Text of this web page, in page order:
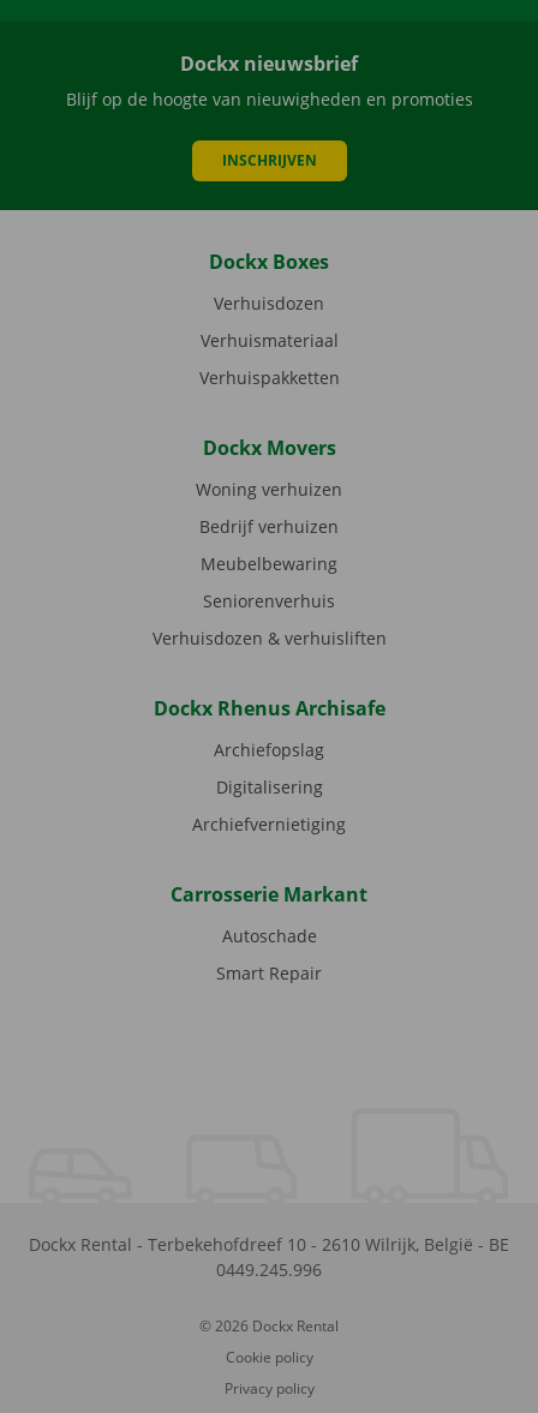
Dockx nieuwsbrief
Blijf op de hoogte van nieuwigheden en promoties
INSCHRIJVEN
Dockx Boxes
Verhuisdozen
Verhuismateriaal
Verhuispakketten
Dockx Movers
Woning verhuizen
Bedrijf verhuizen
Meubelbewaring
Seniorenverhuis
Verhuisdozen & verhuisliften
Dockx Rhenus Archisafe
Archiefopslag
Digitalisering
Archiefvernietiging
Carrosserie Markant
Autoschade
Smart Repair
Dockx Rental - Terbekehofdreef 10 - 2610 Wilrijk, België - BE
0449.245.996
© 2026 Dockx Rental
Cookie policy
Privacy policy